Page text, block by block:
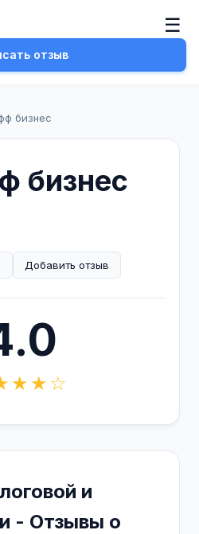
☰
отзыв
бизнес
бизнес
Добавить отзыв
и
- Отзывы о